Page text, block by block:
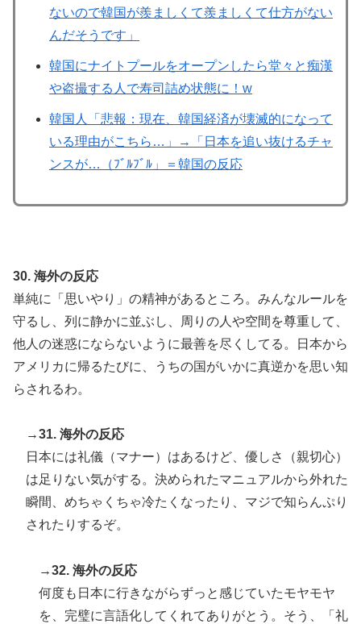
ないので韓国が羨ましくて羨ましくて仕方がない
んだそうです」
韓国にナイトプールをオープンしたら堂々と痴漢
や盗撮する人で寿司詰め状態に！w
韓国人「悲報：現在、韓国経済が壊滅的になって
いる理由がこちら…」→「日本を追い抜けるチャ
ンスが…（ﾌﾞﾙﾌﾞﾙ」＝韓国の反応
30. 海外の反応
単純に「思いやり」の精神があるところ。みんなルールを
守るし、列に静かに並ぶし、周りの人や空間を尊重して、
他人の迷惑にならないように最善を尽くしてる。日本から
アメリカに帰るたびに、うちの国がいかに真逆かを思い知
らされるわ。
→31. 海外の反応
日本には礼儀（マナー）はあるけど、優しさ（親切心）
は足りない気がする。決められたマニュアルから外れた
瞬間、めちゃくちゃ冷たくなったり、マジで知らんぷり
されたりするぞ。
→32. 海外の反応
何度も日本に行きながらずっと感じていたモヤモヤ
を、完璧に言語化してくれてありがとう。そう、「礼